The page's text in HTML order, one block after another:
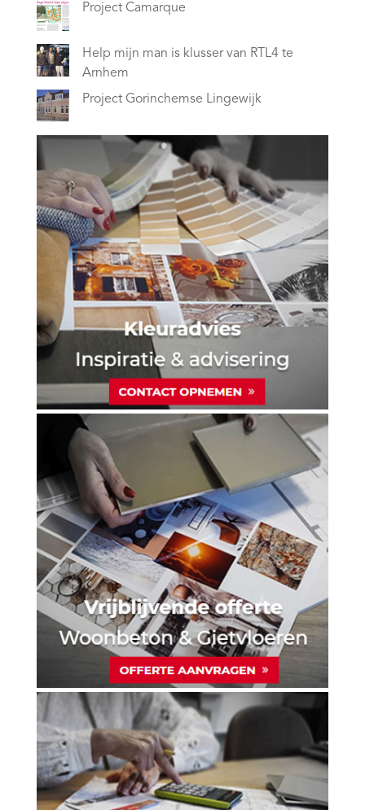
Project Camarque
Help mijn man is klusser van RTL4 te
Arnhem
Project Gorinchemse Lingewijk